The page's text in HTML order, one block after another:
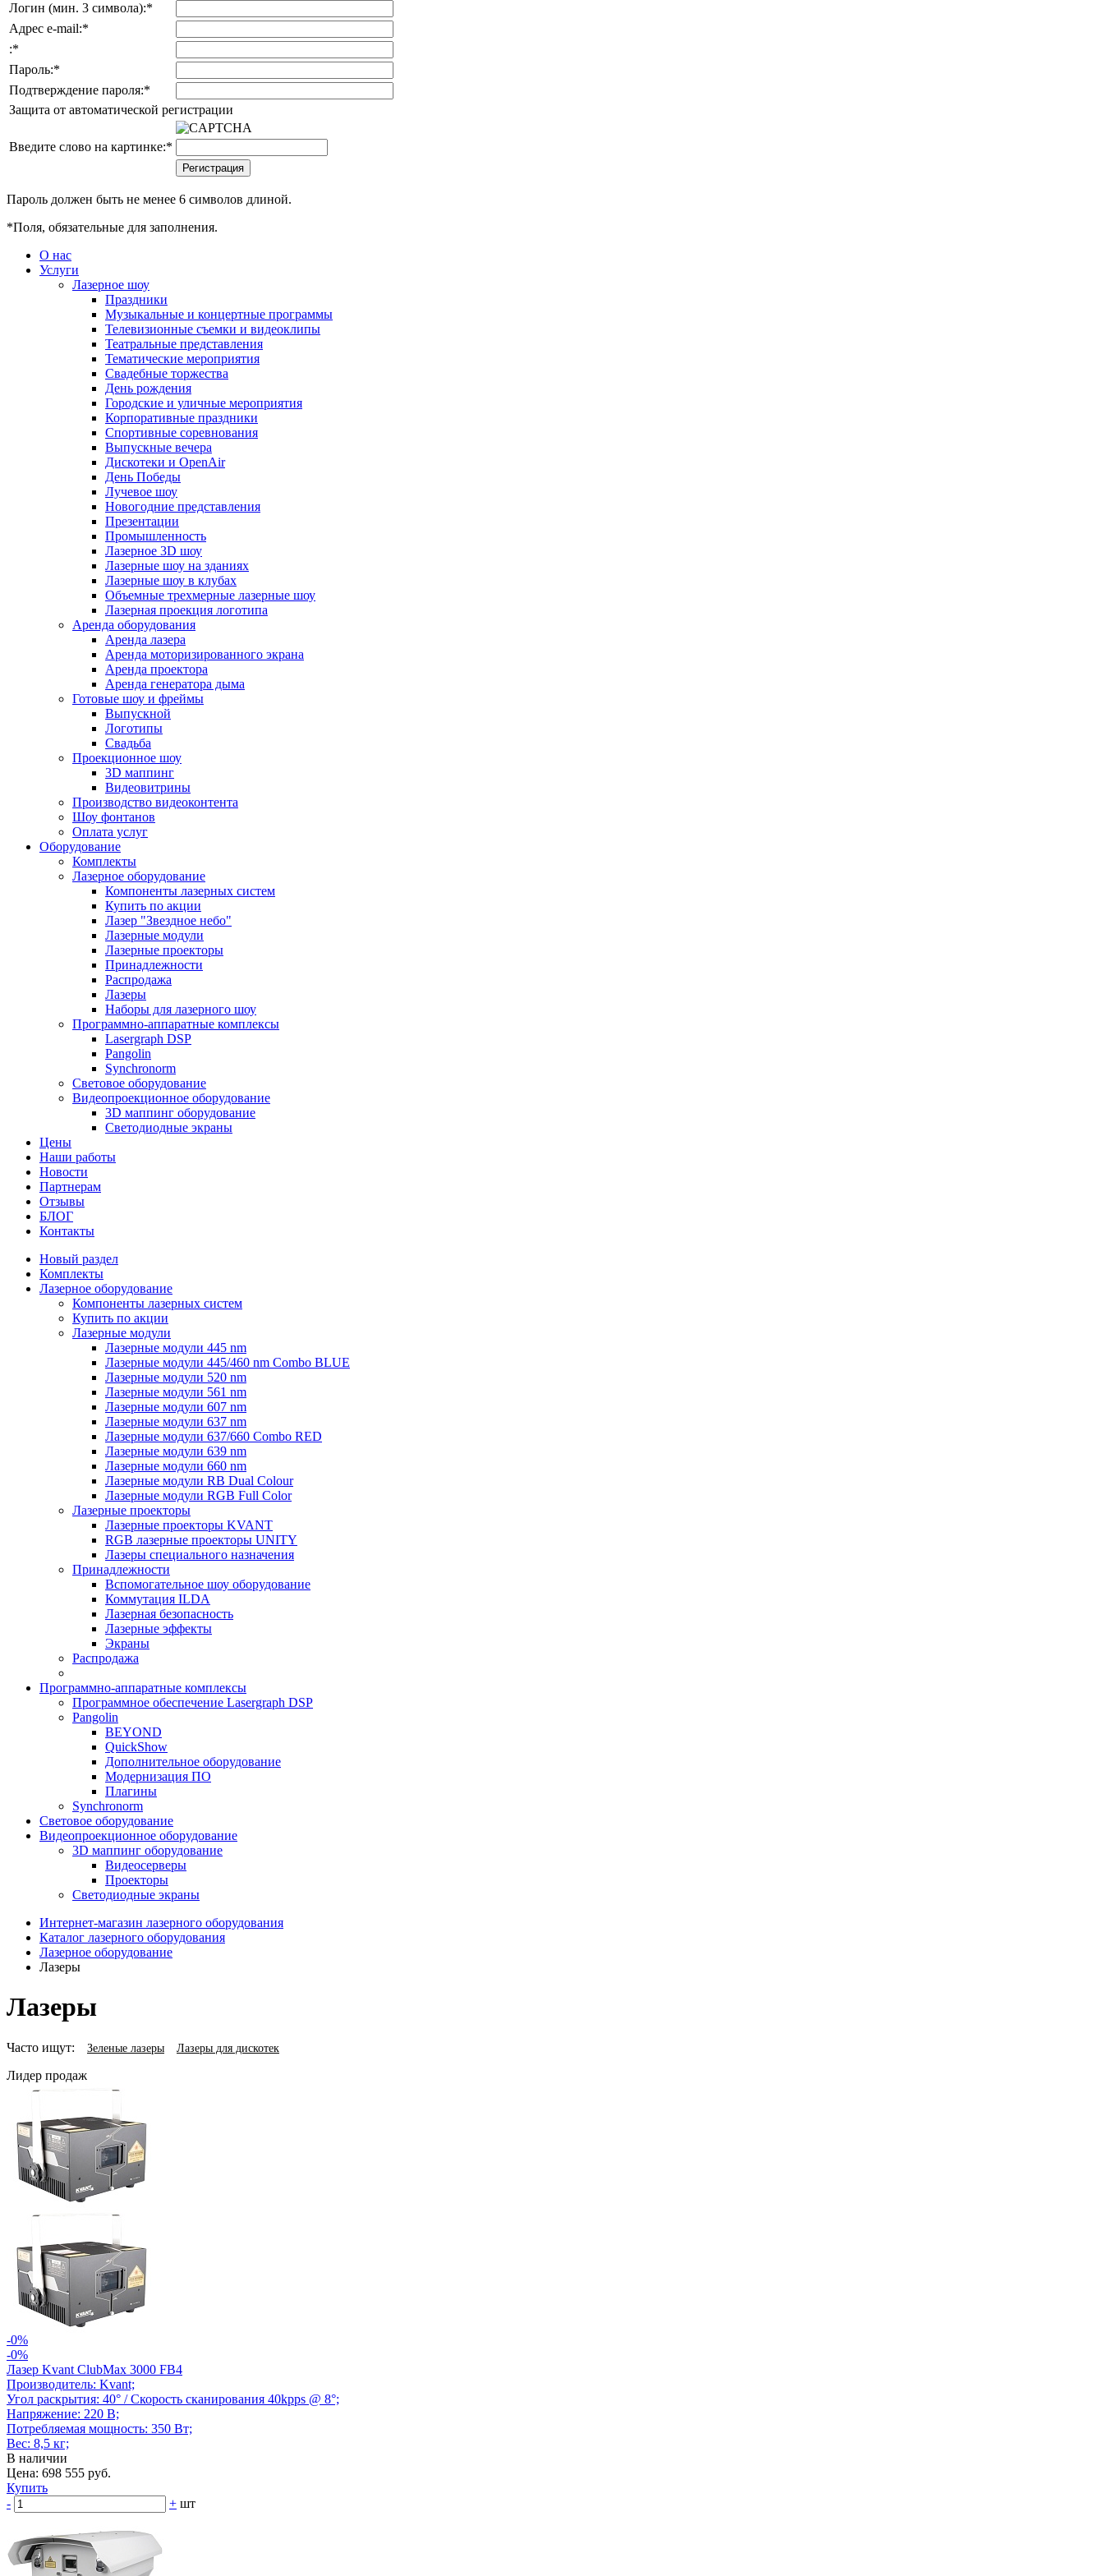
Логин (мин. 3 символа):*
Адрес e-mail:*
:*
Пароль:*
Подтверждение пароля:*
Защита от автоматической регистрации
Введите слово на картинке:*
Пароль должен быть не менее 6 символов длиной.
*Поля, обязательные для заполнения.
О нас
Услуги
Лазерное шоу
Праздники
Музыкальные и концертные программы
Телевизионные съемки и видеоклипы
Театральные представления
Тематические мероприятия
Свадебные торжества
День рождения
Городские и уличные мероприятия
Корпоративные праздники
Спортивные соревнования
Выпускные вечера
Дискотеки и OpenAir
День Победы
Лучевое шоу
Новогодние представления
Презентации
Промышленность
Лазерное 3D шоу
Лазерные шоу на зданиях
Лазерные шоу в клубах
Объемные трехмерные лазерные шоу
Лазерная проекция логотипа
Аренда оборудования
Аренда лазера
Аренда моторизированного экрана
Аренда проектора
Аренда генератора дыма
Готовые шоу и фреймы
Выпускной
Логотипы
Свадьба
Проекционное шоу
3D маппинг
Видеовитрины
Производство видеоконтента
Шоу фонтанов
Оплата услуг
Оборудование
Комплекты
Лазерное оборудование
Компоненты лазерных систем
Купить по акции
Лазер "Звездное небо"
Лазерные модули
Лазерные проекторы
Принадлежности
Распродажа
Лазеры
Наборы для лазерного шоу
Программно-аппаратные комплексы
Lasergraph DSP
Pangolin
Synchronorm
Световое оборудование
Видеопроекционное оборудование
3D маппинг оборудование
Светодиодные экраны
Цены
Наши работы
Новости
Партнерам
Отзывы
БЛОГ
Контакты
Новый раздел
Комплекты
Лазерное оборудование
Компоненты лазерных систем
Купить по акции
Лазерные модули
Лазерные модули 445 nm
Лазерные модули 445/460 nm Combo BLUE
Лазерные модули 520 nm
Лазерные модули 561 nm
Лазерные модули 607 nm
Лазерные модули 637 nm
Лазерные модули 637/660 Combo RED
Лазерные модули 639 nm
Лазерные модули 660 nm
Лазерные модули RB Dual Colour
Лазерные модули RGB Full Color
Лазерные проекторы
Лазерные проекторы KVANT
RGB лазерные проекторы UNITY
Лазеры специального назначения
Принадлежности
Вспомогательное шоу оборудование
Коммутация ILDA
Лазерная безопасность
Лазерные эффекты
Экраны
Распродажа
Программно-аппаратные комплексы
Программное обеспечение Lasergraph DSP
Pangolin
BEYOND
QuickShow
Дополнительное оборудование
Модернизация ПО
Плагины
Synchronorm
Световое оборудование
Видеопроекционное оборудование
3D маппинг оборудование
Видеосерверы
Проекторы
Светодиодные экраны
Интернет-магазин лазерного оборудования
Каталог лазерного оборудования
Лазерное оборудование
Лазеры
Лазеры
Часто ищут: Зеленые лазеры Лазеры для дискотек
Лидер продаж
-0%
-0%
Лазер Kvant ClubMax 3000 FB4
Производитель: Kvant;
Угол раскрытия: 40° / Скорость сканирования 40kpps @ 8°;
Напряжение: 220 В;
Потребляемая мощность: 350 Вт;
Вес: 8,5 кг;
В наличии
Цена: 698 555 руб.
Купить
-
+ шт